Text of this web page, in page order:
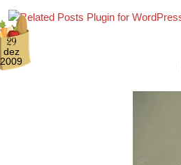
29
dez
2009